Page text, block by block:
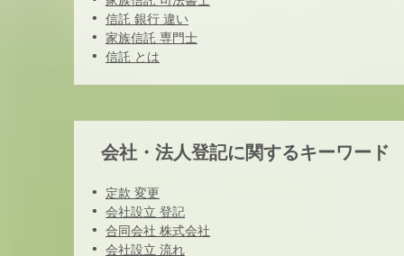
信託 銀行 違い
家族信託 専門士
信託 とは
会社・法人登記に関するキーワード
定款 変更
会社設立 登記
合同会社 株式会社
会社設立 流れ